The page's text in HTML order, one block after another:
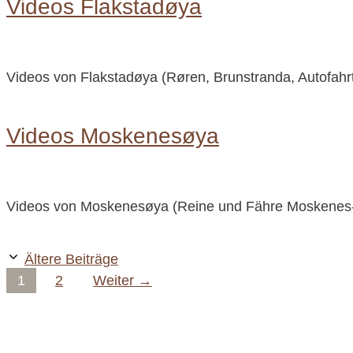
Videos Flakstadøya
Videos von Flakstadøya (Røren, Brunstranda,
Videos Moskenesøya
Videos von Moskenesøya (Reine und Fähre
Ältere Beiträge
Seite
1 Seite
2 Weiter →